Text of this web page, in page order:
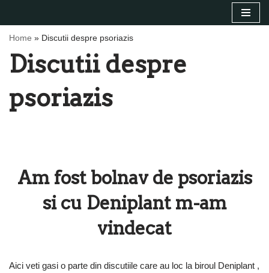
conținut
Home » Discutii despre psoriazis
Discutii despre
psoriazis
Am fost bolnav de psoriazis
si cu Deniplant m-am
vindecat
Aici veti gasi o parte din discutiile care au loc la biroul Deniplant ,